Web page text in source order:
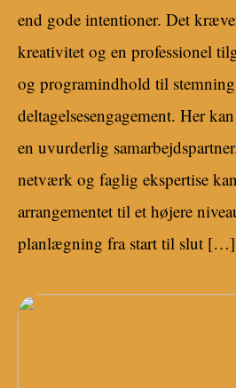
end gode intentioner. Det
kreativitet og en professionel
og programindhold til
deltagelsesengagement. Her
en uvurderlig
netværk og faglig ekspertise
arrangementet til et højere
planlægning fra start til slut […]